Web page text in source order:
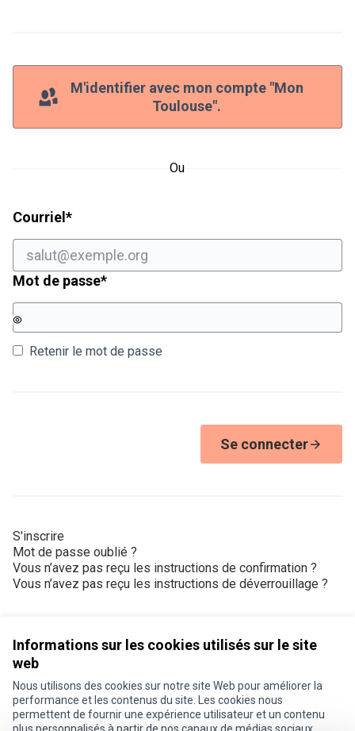
Informations sur les cookies utilisés sur le site
web
Nous utilisons des cookies sur notre site Web pour améliorer la
performance et les contenus du site. Les cookies nous
permettent de fournir une expérience utilisateur et un contenu
M'identifier avec mon compte "Mon
Toulouse".
Ou
Courriel *Champ obligatoire
Mot de passe*Champ obligatoire
Retenir le mot de passe
Se connecter
S'inscrire
Mot de passe oublié ?
Vous n’avez pas reçu les instructions de confirmation ?
Vous n’avez pas reçu les instructions de déverrouillage ?
Conditions d'utilisation
Paramètres des cookies
Je participe ! sur X
Je participe ! sur Facebook
Je participe ! sur Instagram